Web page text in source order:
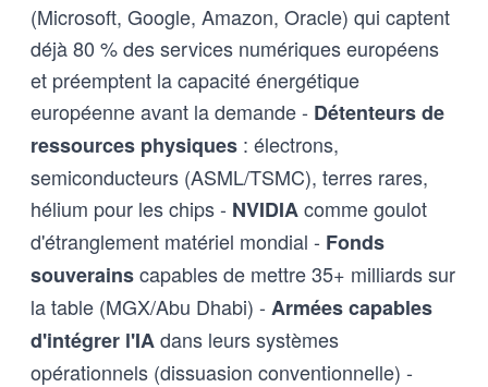
(Microsoft, Google, Amazon, Oracle) qui captent
déjà 80 % des services numériques européens
et préemptent la capacité énergétique
européenne avant la demande - Détenteurs de
ressources physiques : électrons,
semiconducteurs (ASML/TSMC), terres rares,
hélium pour les chips - NVIDIAcomme goulot
d'étranglement matériel mondial - Fonds
souverainscapables de mettre 35+ milliards sur
la table (MGX/Abu Dhabi) - Armées capables
d'intégrer l'IAdans leurs systèmes
opérationnels (dissuasion conventionnelle) -